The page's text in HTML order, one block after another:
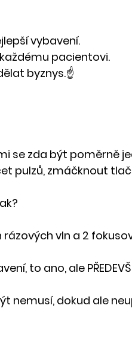
vybavení.
pacientovi.
byznys.☝️
se zda být poměrně
pulzů, zmáčknout
rázových vln a 2
to ano, ale
nemusí, dokud ale